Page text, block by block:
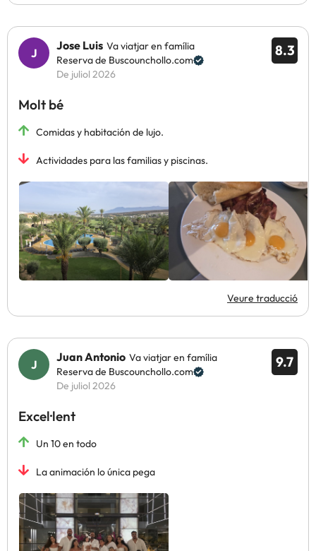
8.3
Jose Luis Va viatjar en família
Reserva de Buscounchollo.com
De juliol 2026
Molt bé
Comidas y habitación de lujo.
Actividades para las familias y piscinas.
Veure traducció
9.7
Juan Antonio Va viatjar en família
Reserva de Buscounchollo.com
De juliol 2026
Excel·lent
Un 10 en todo
La animación lo única pega